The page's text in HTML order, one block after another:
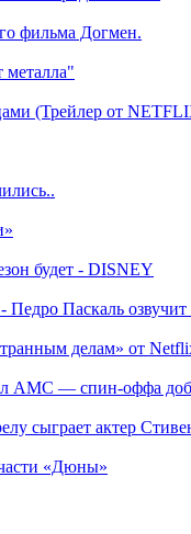
фильма Догмен.
металла"
(Трейлер от
будет - DISNEY
Паскаль
делам» от
АМС — спин-оффа
сыграет актер
«Дюны»